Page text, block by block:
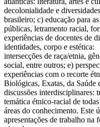
decolonialidade e
brasileiro; c) educação para
públicas, letramento racial,
experiências de docentes de
identidades, corpo e estética:
intersecções de raça/etnia,
social, entre outros; e)
experiências com o recorte
Biológicas, Exatas, da Saúde
discussões interdisciplinares:
temática étnico-racial de todas
áreas do conhecimento. Este
apresentações de trabalho na